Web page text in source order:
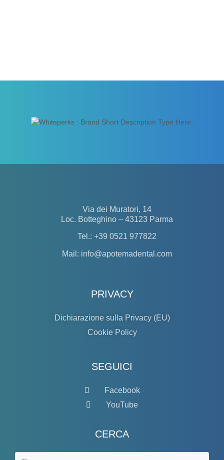
Via dei Muratori, 14
Loc. Botteghino – 43123 Parma
Tel.: +39 0521 977822
Mail: info@apotemadental.com
PRIVACY
Dichiarazione sulla Privacy (EU)
Cookie Policy
SEGUICI
Facebook
YouTube
CERCA